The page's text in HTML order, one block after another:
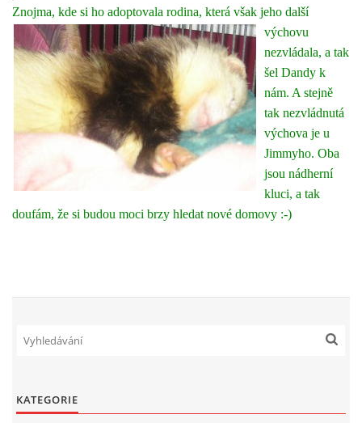
Znojma, kde si ho adoptovala rodina, která však jeho další
výchovu
nezvládala, a tak
šel Dandy k
nám. A stejně
tak nezvládnutá
výchova je u
Jimmyho. Oba
jsou nádherní
kluci, a tak
doufám, že si budou moci brzy hledat nové domovy :-)
KATEGORIE